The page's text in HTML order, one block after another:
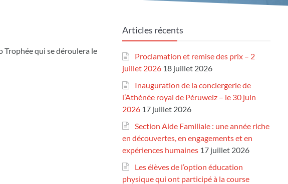
Trophée qui se déroulera le
Articles récents
Proclamation et remise des prix – 2
juillet 2026 18 juillet 2026
Inauguration de la conciergerie de
l’Athénée royal de Péruwelz – le 30 juin
2026 17 juillet 2026
Section Aide Familiale : une année riche
en découvertes, en engagements et en
expériences humaines 17 juillet 2026
Les élèves de l’option éducation
physique qui ont participé à la course